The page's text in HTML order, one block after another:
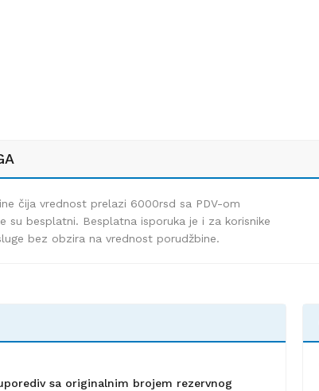
čija vrednost prelazi 6000rsd sa PDV-om
su besplatni. Besplatna isporuka je i za korisnike
bez obzira na vrednost porudžbine.
sa originalnim brojem rezervnog